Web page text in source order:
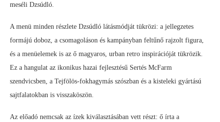
meséli Dzsúdló.
A menü minden részlete Dzsúdló látásmódját tükrözi: a jellegzetes
formájú doboz, a csomagoláson és kampányban feltűnő rajzolt figura,
és a menüelemek is az ő magyaros, urban retro inspirációját tükrözik.
Ez a hangulat az ikonikus hazai fejlesztésű Sertés McFarm
szendvicsben, a Tejfölös-fokhagymás szószban és a kisteleki gyártású
sajtfalatokban is visszaköszön.
Az előadó nemcsak az ízek kiválasztásában vett részt: ő írta a